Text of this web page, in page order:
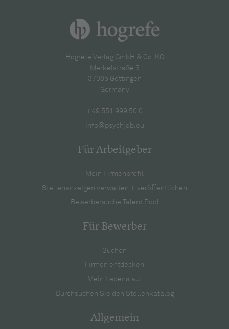
Hogrefe Verlag GmbH & Co. KG
Merkelstraße 3
37085 Göttingen
Germany
+49 551 999 50 0
info@psychjob.eu
Für Arbeitgeber
Mein Firmenprofil
Stellenanzeigen verwalten + veröffentlichen
Bewerbersuche Talent Pool
Für Bewerber
Suchen
Firmen entdecken
Mein Lebenslauf
Durchsuchen Sie den Stellenkatalog
Allgemein